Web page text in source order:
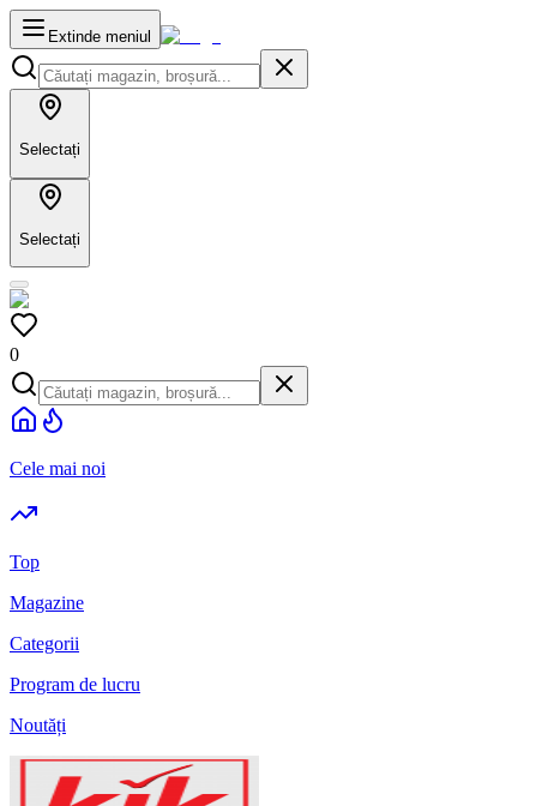
Extinde meniul
Selectați
Selectați
0
Cele mai noi
Top
Magazine
Categorii
Program de lucru
Noutăți